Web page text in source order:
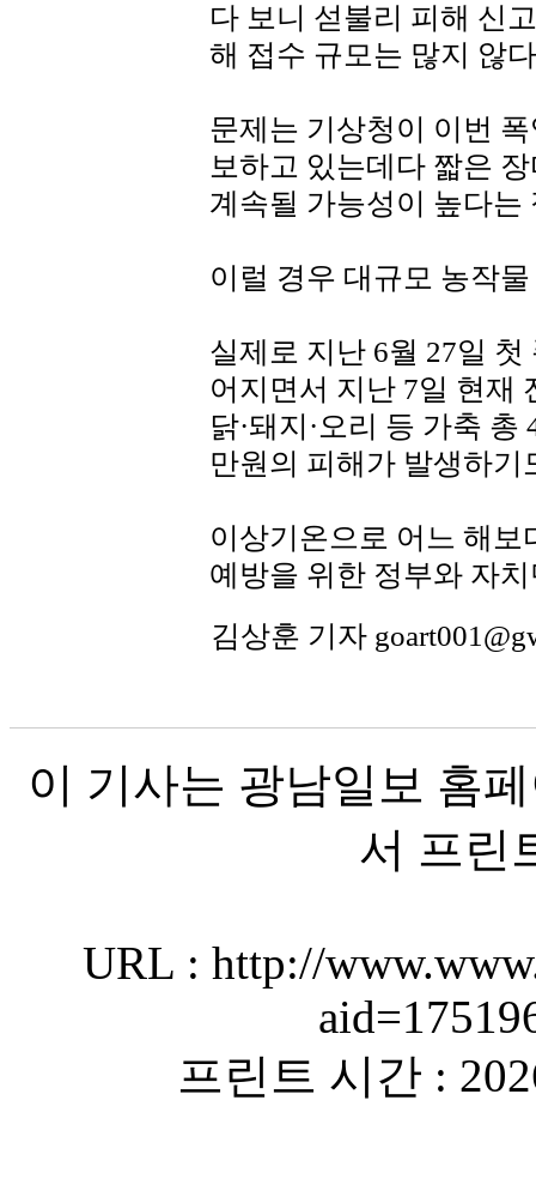
다 보니 섣불리 피해 신
해 접수 규모는 많지 않
문제는 기상청이 이번
보하고 있는데다 짧은
계속될 가능성이 높다는
이럴 경우 대규모 농작
실제로 지난 6월 27일
어지면서 지난 7일 현재
닭·돼지·오리 등 가축
만원의 피해가 발생하기
이상기온으로 어느 해보
예방을 위한 정부와 자
김상훈 기자
이 기사는 광남일보 홈
서 프린
URL : http://
프린트 시간 :